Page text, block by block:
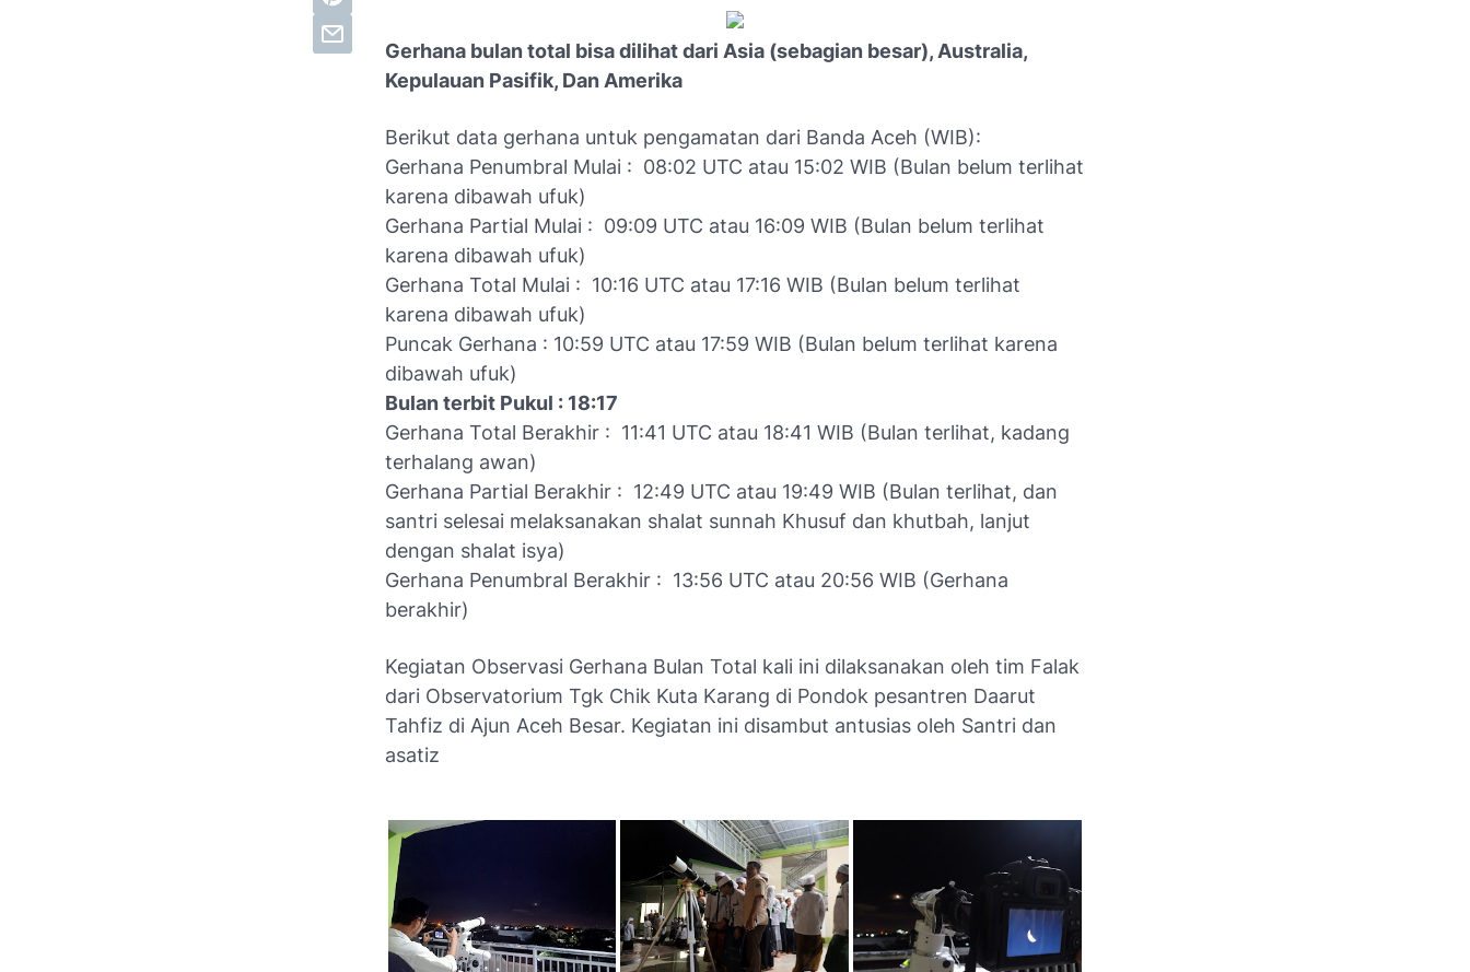
Gerhana bulan total bisa dilihat dari Asia (sebagian besar), Australia,
Kepulauan Pasifik, Dan Amerika
Berikut data gerhana untuk pengamatan dari Banda Aceh (WIB):
Gerhana Penumbral Mulai : 08:02 UTC atau 15:02 WIB (Bulan belum terlihat
karena dibawah ufuk)
Gerhana Partial Mulai : 09:09 UTC atau 16:09 WIB (Bulan belum terlihat
karena dibawah ufuk)
Gerhana Total Mulai : 10:16 UTC atau 17:16 WIB (Bulan belum terlihat
karena dibawah ufuk)
Puncak Gerhana : 10:59 UTC atau 17:59 WIB (Bulan belum terlihat karena
dibawah ufuk)
Bulan terbit Pukul : 18:17
Gerhana Total Berakhir : 11:41 UTC atau 18:41 WIB (Bulan terlihat, kadang
terhalang awan)
Gerhana Partial Berakhir : 12:49 UTC atau 19:49 WIB (Bulan terlihat, dan
santri selesai melaksanakan shalat sunnah Khusuf dan khutbah, lanjut
dengan shalat isya)
Gerhana Penumbral Berakhir : 13:56 UTC atau 20:56 WIB (Gerhana
berakhir)
Kegiatan Observasi Gerhana Bulan Total kali ini dilaksanakan oleh tim Falak
dari Observatorium Tgk Chik Kuta Karang di Pondok pesantren Daarut
Tahfiz di Ajun Aceh Besar. Kegiatan ini disambut antusias oleh Santri dan
asatiz